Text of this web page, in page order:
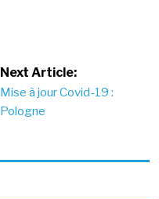
Next Article:
Mise à jour Covid-19 :
Pologne